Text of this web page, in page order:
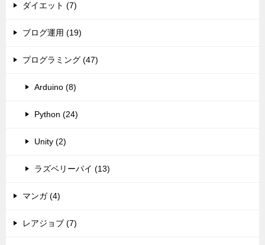
ダイエット (7)
ブログ運用 (19)
プログラミング (47)
Arduino (8)
Python (24)
Unity (2)
ラズベリーパイ (13)
マンガ (4)
レアジョブ (7)